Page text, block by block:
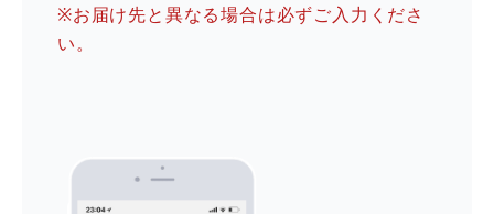
※お届け先と異なる場合は必ずご入力くださ
い。